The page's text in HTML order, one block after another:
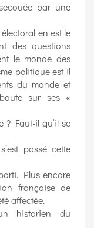
par une
en est le
des questions
le monde des
politique est-il
du monde et
sur ses «
? Faut-il qu’il se
passé cette
Plus encore
française de
affectée.
historien du